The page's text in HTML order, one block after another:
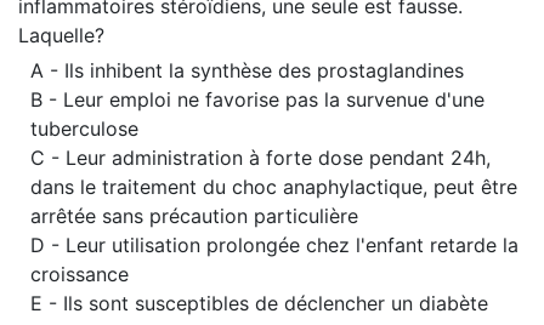
inflammatoires stéroïdiens, une seule est fausse.
Laquelle?
A - Ils inhibent la synthèse des prostaglandines
B - Leur emploi ne favorise pas la survenue d'une
tuberculose
C - Leur administration à forte dose pendant 24h,
dans le traitement du choc anaphylactique, peut être
arrêtée sans précaution particulière
D - Leur utilisation prolongée chez l'enfant retarde la
croissance
E - Ils sont susceptibles de déclencher un diabète